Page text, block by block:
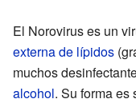
El Norovirus es un
externa de lípidos
muchos
alcohol. Su forma